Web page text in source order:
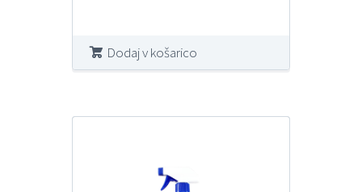
Dodaj v košarico